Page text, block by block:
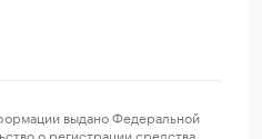
выдано Федеральной
о регистрации средства